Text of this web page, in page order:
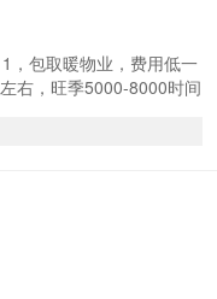
，包取暖物业，费用低一
右，旺季5000-8000时间